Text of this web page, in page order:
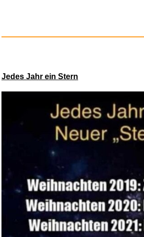
Montessori
Boar...
Jedes Jahr ein Stern